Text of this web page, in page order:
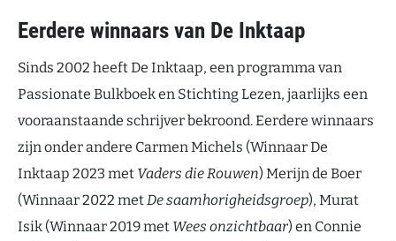
Eerdere winnaars van De Inktaap
Sinds 2002 heeft De Inktaap, een programma van
Passionate Bulkboek en Stichting Lezen, jaarlijks een
vooraanstaande schrijver bekroond. Eerdere winnaars
zijn onder andere Carmen Michels (Winnaar De
Inktaap 2023 met Vaders die Rouwen) Merijn de Boer
(Winnaar 2022 metDe saamhorigheidsgroep), Murat
Isik (Winnaar 2019 met Wees onzichtbaar) en Connie